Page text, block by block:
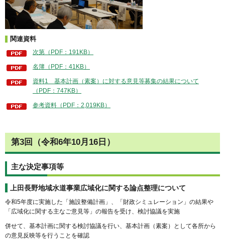
関連資料
次第（PDF：191KB）
名簿（PDF：41KB）
資料1 基本計画（素案）に対する意見等募集の結果について
（PDF：747KB）
参考資料（PDF：2,019KB）
第3回（令和6年10月16日）
主な決定事項等
上田長野地域水道事業広域化に関する論点整理について
令和5年度に実施した「施設整備計画」、「財政シミュレーション」の結果や
「広域化に関する主なご意見等」の報告を受け、検討協議を実施
併せて、基本計画に関する検討協議を行い、基本計画（素案）として各所から
の意見反映等を行うことを確認